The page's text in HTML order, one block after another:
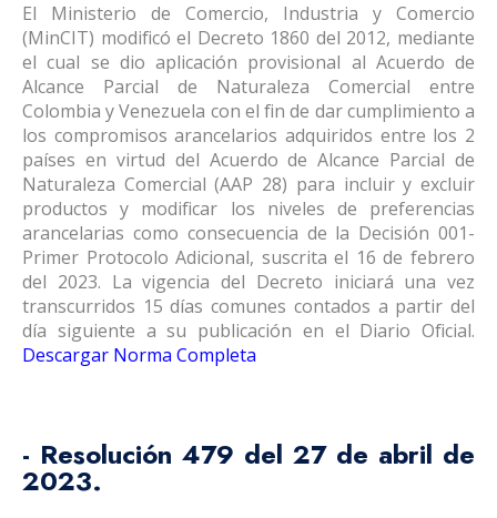
El Ministerio de Comercio, Industria y Comercio
(MinCIT) modificó el Decreto 1860 del 2012, mediante
el cual se dio aplicación provisional al Acuerdo de
Alcance Parcial de Naturaleza Comercial entre
Colombia y Venezuela con el fin de dar cumplimiento a
los compromisos arancelarios adquiridos entre los 2
países en virtud del Acuerdo de Alcance Parcial de
Naturaleza Comercial (AAP 28) para incluir y excluir
productos y modificar los niveles de preferencias
arancelarias como consecuencia de la Decisión 001-
Primer Protocolo Adicional, suscrita el 16 de febrero
del 2023. La vigencia del Decreto iniciará una vez
transcurridos 15 días comunes contados a partir del
día siguiente a su publicación en el Diario Oficial.
Descargar Norma Completa
- Resolución 479 del 27 de abril de
2023.